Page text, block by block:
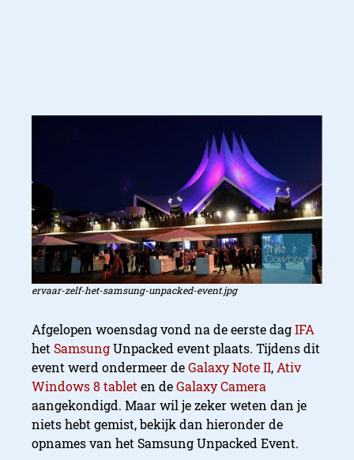
ervaar-zelf-het-samsung-unpacked-event.jpg
Afgelopen woensdag vond na de eerste dagIFA
het SamsungUnpacked event plaats. Tijdens dit
event werd ondermeer deGalaxy Note II, Ativ
Windows 8 tablet en deGalaxy Camera
aangekondigd. Maar wil je zeker weten dan je
niets hebt gemist, bekijk dan hieronder de
opnames van het Samsung Unpacked Event.